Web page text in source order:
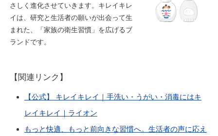
さしく進化させていきます。キレイキレ
イは、研究と生活者の願いが出会って生
まれた、「家族の衛生習慣」を広げるブ
ランドです。
【関連リンク】
【公式】 キレイキレイ｜手洗い・うがい・消毒にはキ
レイキレイ｜ライオン
もっと快適、もっと前向きな習慣へ。生活者の声に応え